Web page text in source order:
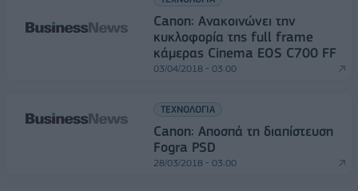
Canon: Ανακοινώνει την
κυκλοφορία της full frame
κάμερας Cinema EOS C700 FF
03/04/2018 - 03:00
ΤΕΧΝΟΛΟΓΙΑ
Canon: Αποσπά τη διαπίστευση
Fogra PSD
28/03/2018 - 03:00